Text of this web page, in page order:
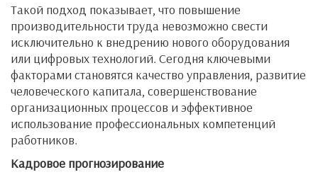
Такой подход показывает, что повышение
производительности труда невозможно свести
исключительно к внедрению нового оборудования
или цифровых технологий. Сегодня ключевыми
факторами становятся качество управления, развитие
человеческого капитала, совершенствование
организационных процессов и эффективное
использование профессиональных компетенций
работников.
Кадровое прогнозирование